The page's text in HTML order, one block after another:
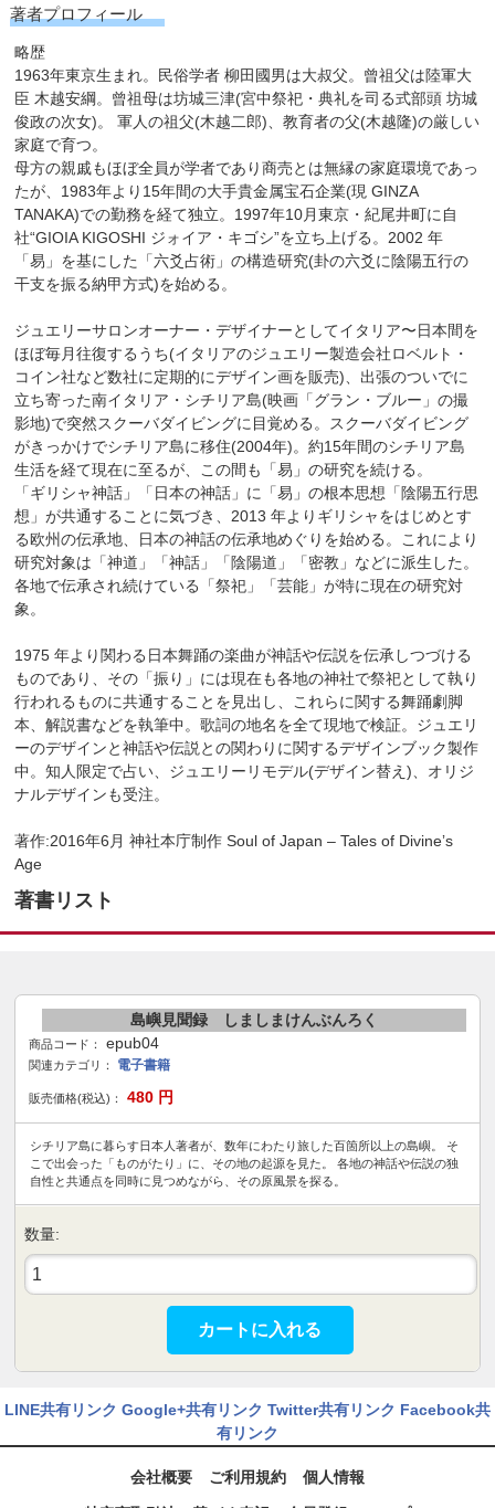
著者プロフィール
略歴
1963年東京⽣まれ。⺠俗学者 柳⽥國男は⼤叔⽗。曾祖⽗は陸軍⼤
⾂ ⽊越安綱。曾祖⺟は坊城三津(宮中祭祀・典礼を司る式部頭 坊城
俊政の次⼥)。 軍⼈の祖⽗(⽊越⼆郎)、教育者の⽗(⽊越隆)の厳しい
家庭で育つ。
⺟⽅の親戚もほぼ全員が学者であり商売とは無縁の家庭環境であっ
たが、1983年より15年間の⼤⼿貴⾦属宝⽯企業(現 GINZA
TANAKA)での勤務を経て独⽴。1997年10⽉東京・紀尾井町に⾃
社“GIOIA KIGOSHI ジォイア・キゴシ”を⽴ち上げる。2002 年
「易」を基にした「六⽘占術」の構造研究(卦の六⽘に陰陽五⾏の
⼲⽀を振る納甲⽅式)を始める。
ジュエリーサロンオーナー・デザイナーとしてイタリア〜⽇本間を
ほぼ毎⽉往復するうち(イタリアのジュエリー製造会社ロベルト・
コイン社など数社に定期的にデザイン画を販売)、出張のついでに
⽴ち寄った南イタリア・シチリア島(映画「グラン・ブルー」の撮
影地)で突然スクーバダイビングに⽬覚める。スクーバダイビング
がきっかけでシチリア島に移住(2004年)。約15年間のシチリア島
⽣活を経て現在に⾄るが、この間も「易」の研究を続ける。
「ギリシャ神話」「⽇本の神話」に「易」の根本思想「陰陽五⾏思
想」が共通することに気づき、2013 年よりギリシャをはじめとす
る欧州の伝承地、⽇本の神話の伝承地めぐりを始める。これにより
研究対象は「神道」「神話」「陰陽道」「密教」などに派⽣した。
各地で伝承され続けている「祭祀」「芸能」が特に現在の研究対
象。
1975 年より関わる⽇本舞踊の楽曲が神話や伝説を伝承しつづける
ものであり、その「振り」には現在も各地の神社で祭祀として執り
⾏われるものに共通することを⾒出し、これらに関する舞踊劇脚
本、解説書などを執筆中。歌詞の地名を全て現地で検証。ジュエリ
ーのデザインと神話や伝説との関わりに関するデザインブック製作
中。知⼈限定で占い、ジュエリーリモデル(デザイン替え)、オリジ
ナルデザインも受注。
著作:2016年6⽉ 神社本庁制作 Soul of Japan ‒ Tales of Divineʼs
Age
著書リスト
島嶼見聞録 しましまけんぶんろく
商品コード： epub04
関連カテゴリ： 電子書籍
販売価格(税込)： 480 円
シチリア島に暮らす日本人著者が、数年にわたり旅した百箇所以上の島嶼。 そ
こで出会った「ものがたり」に、その地の起源を見た。 各地の神話や伝説の独
自性と共通点を同時に見つめながら、その原風景を探る。
数量:
カートに入れる
LINE共有リンク Google+共有リンク Twitter共有リンク Facebook共
有リンク
会社概要 ご利用規約 個人情報